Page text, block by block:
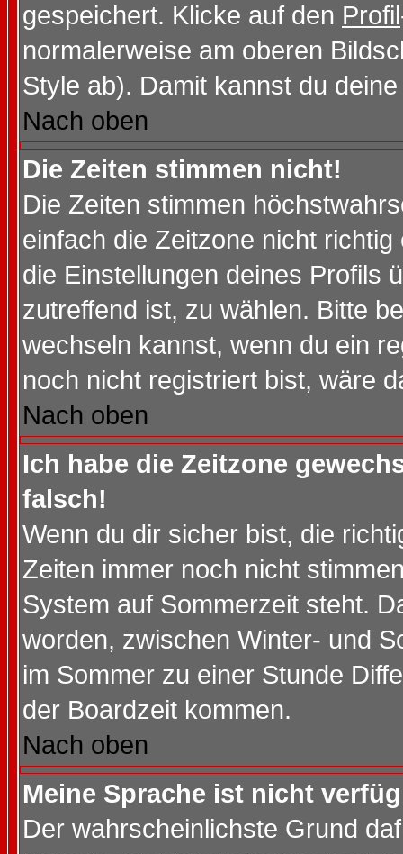
gespeichert. Klicke auf den Profil
normalerweise am oberen
Style ab). Damit kannst du
Nach oben
Die Zeiten stimmen nicht!
Die Zeiten stimmen
einfach die Zeitzone nicht
die Einstellungen deines Profils
zutreffend ist, zu wählen. Bitte
wechseln kannst, wenn du ein
noch nicht registriert bist, wäre
Nach oben
Ich habe die Zeitzone
falsch!
Wenn du dir sicher bist, die
Zeiten immer noch nicht
System auf Sommerzeit steht.
worden, zwischen Winter- und
im Sommer zu einer Stunde
der Boardzeit kommen.
Nach oben
Meine Sprache ist nicht
Der wahrscheinlichste Grund